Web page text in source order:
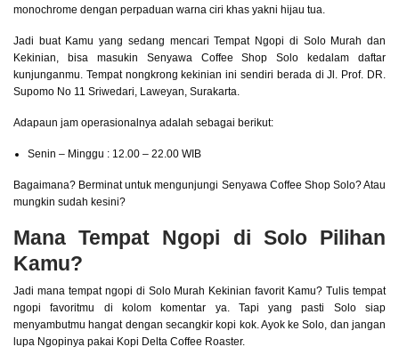
monochrome dengan perpaduan warna ciri khas yakni hijau tua.
Jadi buat Kamu yang sedang mencari Tempat Ngopi di Solo Murah dan
Kekinian, bisa masukin Senyawa Coffee Shop Solo kedalam daftar
kunjunganmu. Tempat nongkrong kekinian ini sendiri berada di Jl. Prof. DR.
Supomo No 11 Sriwedari, Laweyan, Surakarta.
Adapaun jam operasionalnya adalah sebagai berikut:
Senin – Minggu : 12.00 – 22.00 WIB
Bagaimana? Berminat untuk mengunjungi Senyawa Coffee Shop Solo? Atau
mungkin sudah kesini?
Mana Tempat Ngopi di Solo Pilihan
Kamu?
Jadi mana tempat ngopi di Solo Murah Kekinian favorit Kamu? Tulis tempat
ngopi favoritmu di kolom komentar ya. Tapi yang pasti Solo siap
menyambutmu hangat dengan secangkir kopi kok. Ayok ke Solo, dan jangan
lupa Ngopinya pakai Kopi Delta Coffee Roaster.